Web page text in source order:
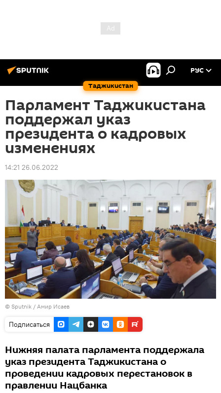
Таджикистан
РУС
Парламент Таджикистана
поддержал указ
президента о кадровых
изменениях
14:21 26.06.2022
© Sputnik / Амир Исаев
Подписаться
Нижняя палата парламента поддержала
указ президента Таджикистана о
проведении кадровых перестановок в
правлении Нацбанка